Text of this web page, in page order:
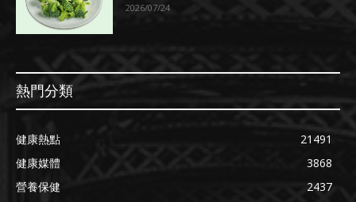
2026/07/24
熱門分類
健康熱點
21491
健康媒體
3868
營養保健
2437